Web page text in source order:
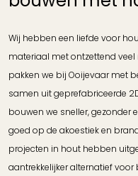
Wij hebben een liefde voor
materiaal met ontzettend
pakken we bij Ooijevaar met
samen uit geprefabriceerde
bouwen we sneller, gezonder
goed op de akoestiek en
projecten in hout hebben
aantrekkelijker alternatief voor